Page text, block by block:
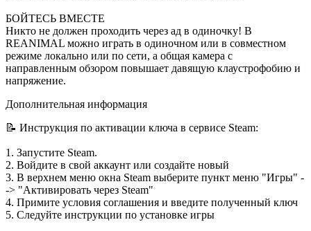
БОЙТЕСЬ ВМЕСТЕ
Никто не должен проходить через ад в одиночку! В
REANIMAL можно играть в одиночном или в совместном
режиме локально или по сети, а общая камера с
направленным обзором повышает давящую клаустрофобию и
напряжение.
Дополнительная информация
📝 Инструкция по активации ключа в сервисе Steam:
1. Запустите Steam.
2. Войдите в свой аккаунт или создайте новый
3. В верхнем меню окна Steam выберите пункт меню "Игры" -
-> "Активировать через Steam"
4. Примите условия соглашения и введите полученный ключ
5. Следуйте инструкции по установке игры